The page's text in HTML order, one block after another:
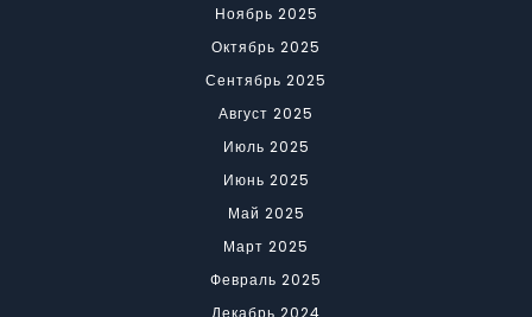
Ноябрь 2025
Октябрь 2025
Сентябрь 2025
Август 2025
Июль 2025
Июнь 2025
Май 2025
Март 2025
Февраль 2025